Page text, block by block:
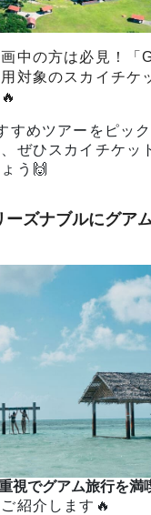
中の方は必見！「
対象のスカイチケ
すめツアーをピッ
ぜひスカイチケッ
う🙌
ーズナブルにグア
視でグアム旅行を満
紹介します🔥